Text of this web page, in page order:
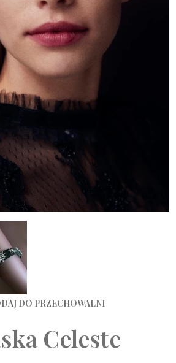
DO PRZECHOWALNI
Celeste